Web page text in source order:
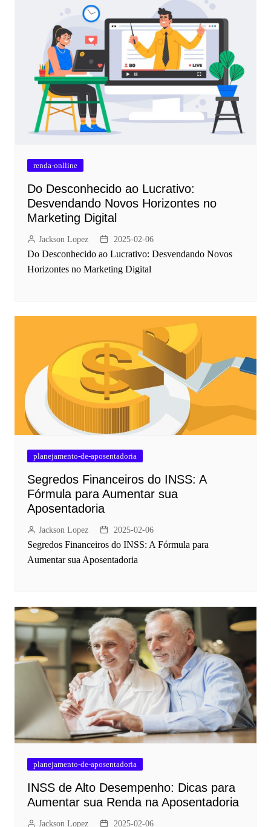
renda-onlline
Do Desconhecido ao Lucrativo:
Desvendando Novos Horizontes no
Marketing Digital
Jackson Lopez 2025-02-06
Do Desconhecido ao Lucrativo: Desvendando Novos
Horizontes no Marketing Digital
planejamento-de-aposentadoria
Segredos Financeiros do INSS: A
Fórmula para Aumentar sua
Aposentadoria
Jackson Lopez 2025-02-06
Segredos Financeiros do INSS: A Fórmula para
Aumentar sua Aposentadoria
planejamento-de-aposentadoria
INSS de Alto Desempenho: Dicas para
Aumentar sua Renda na Aposentadoria
Jackson Lopez 2025-02-06